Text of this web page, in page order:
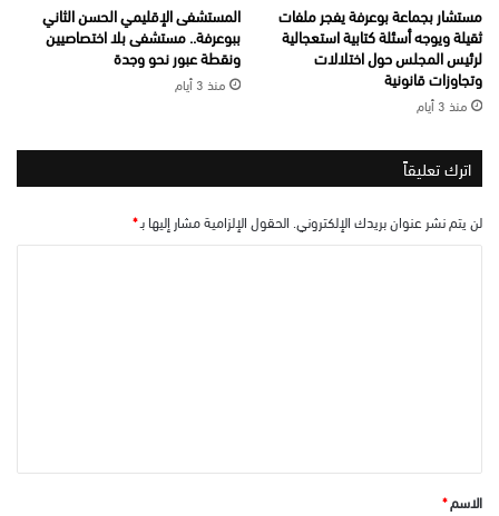
مستشار بجماعة بوعرفة يفجر ملفات
ثقيلة ويوجه أسئلة كتابية استعجالية
لرئيس المجلس حول اختلالات
وتجاوزات قانونية
منذ 3 أيام
المستشفى الإقليمي الحسن الثاني
ببوعرفة.. مستشفى بلا اختصاصيين
ونقطة عبور نحو وجدة
منذ 3 أيام
اترك تعليقاً
لن يتم نشر عنوان بريدك الإلكتروني. الحقول الإلزامية مشار إليها بـ*
*الاسم*